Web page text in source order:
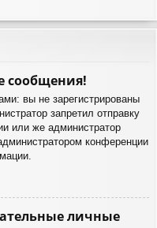
сообщения!
вы не зарегистрированы
запретил отправку
или же администратор
конференции
личные